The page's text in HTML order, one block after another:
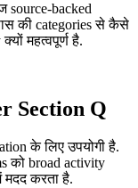
source-backed
की categories से कैसे
महत्वपूर्ण है.
Section Q
के लिए उपयोगी है.
को broad activity
मदद करता है.